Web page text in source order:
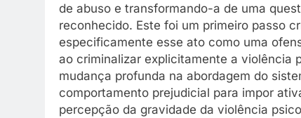
de abuso e transformando-a de uma
reconhecido. Este foi um primeiro passo
especificamente esse ato como uma
ao criminalizar explicitamente a violência
mudança profunda na abordagem do
comportamento prejudicial para impor
percepção da gravidade da violência